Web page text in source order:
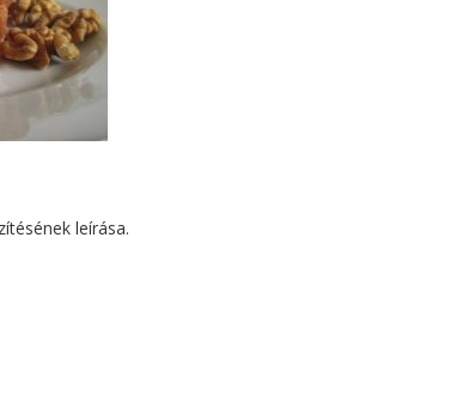
leírása.